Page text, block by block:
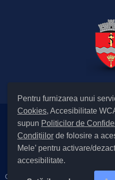
Pentru furnizarea unui
Cookies, Accesibilitate
supun Politicilor de
Condițiilor de folosire a
Mele’ pentru activare/
accesibilitate.
Setări Cookies
Informare cu privire la
| Termeni și condiții de
Cod Județ 4 / Județul Bacău /